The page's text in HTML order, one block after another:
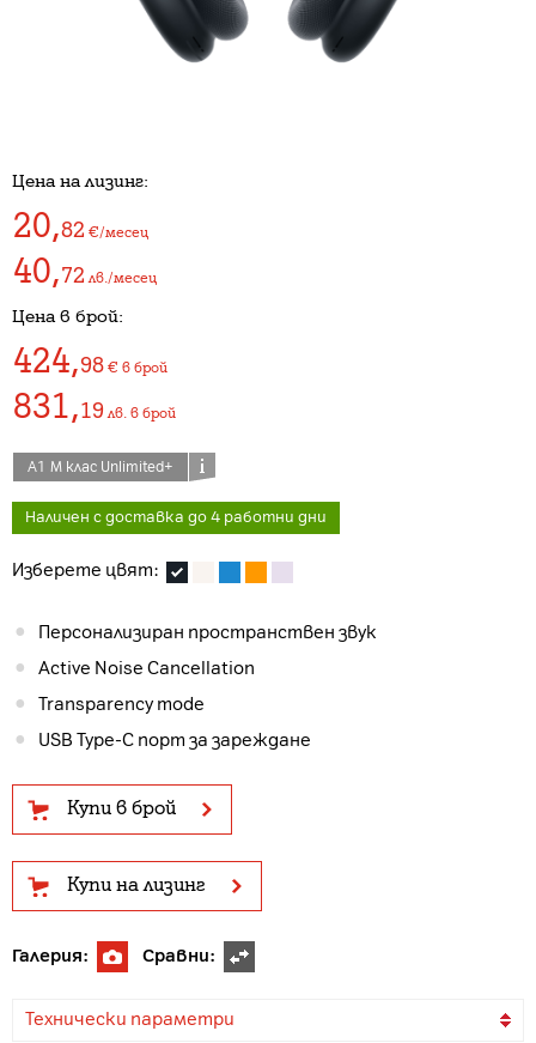
Цена на лизинг:
20,82 €/месец
40,72 лв./месец
Цена в брой:
424,98 € в брой
831,19 лв. в брой
А1 М клас Unlimited+
Наличен с доставка до 4 работни дни
Изберете цвят:
Персонализиран пространствен звук
Active Noise Cancellation
Transparency mode
USB Type-C порт за зареждане
Купи в брой
Купи на лизинг
Галерия: Сравни:
Технически параметри